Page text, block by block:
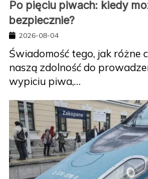
Po pięciu piwach: kiedy
bezpiecznie?
2026-08-04
Świadomość tego, jak różne
naszą zdolność do
wypiciu piwa,…